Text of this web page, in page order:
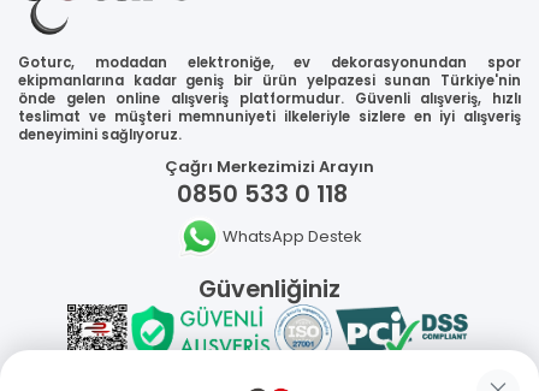
Goturc, modadan elektroniğe, ev dekorasyonundan spor
ekipmanlarına kadar geniş bir ürün yelpazesi sunan Türkiye'nin
önde gelen online alışveriş platformudur. Güvenli alışveriş, hızlı
teslimat ve müşteri memnuniyeti ilkeleriyle sizlere en iyi alışveriş
deneyimini sağlıyoruz.
Çağrı Merkezimizi Arayın
0850 533 0 118
WhatsApp Destek
Güvenliğiniz